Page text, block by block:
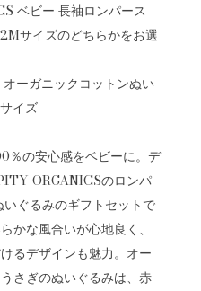
ベビー 長袖ロンパース
サイズのどちらかをお選
ーガニックコットンぬい
イズ
％の安心感をベビーに。デ
ORGANICSのロンパ
ぐるみのギフトセットで
かな風合いが心地良く、
るデザインも魅力。オー
さぎのぬいぐるみは、赤